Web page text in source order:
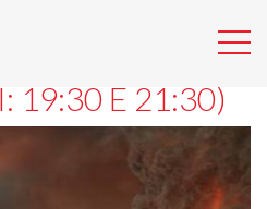
– IL SIGNORE
(DUE
19:30 E 21:30)